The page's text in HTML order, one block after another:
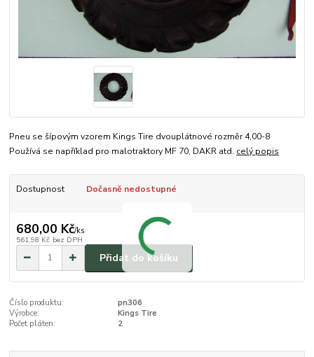
Pneu se šípovým vzorem Kings Tire dvouplátnové rozměr 4,00-8
Používá se například pro malotraktory MF 70, DAKR atd. celý popis
Dostupnost Dočasně nedostupné
680,00 Kč/ks
561,98 Kč bez DPH
Přidat do košíku
Číslo produktu:
pn306
Výrobce:
Kings Tire
Počet pláten:
2